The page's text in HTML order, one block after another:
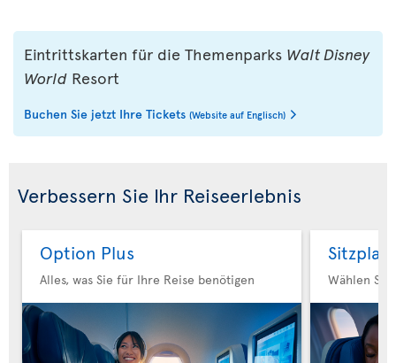
Eintrittskarten für die Themenparks Walt Disney
World Resort
Buchen Sie jetzt Ihre Tickets (Website auf Englisch)
Verbessern Sie Ihr Reiseerlebnis
Option Plus
Alles, was Sie für Ihre Reise benötigen Wählen